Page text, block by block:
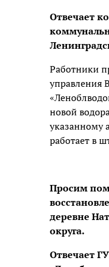
Отвечает
Работники
управления
новой
указанному
работает в
Просим
деревне
округа.
Отвечает